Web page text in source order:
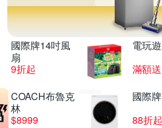
國際牌14吋風
扇
9折起
電玩
滿額
COACH布魯克
林
$8999
國際
88折起